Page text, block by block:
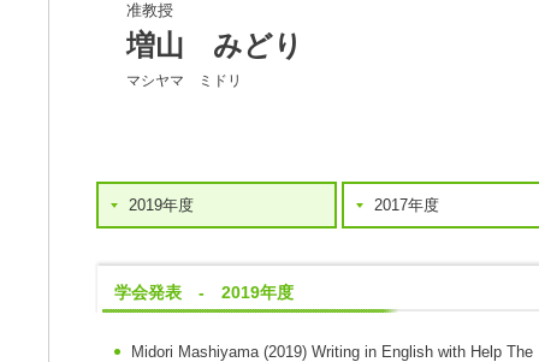
准教授
増山 みどり
マシヤマ ミドリ
2019年度 2017年度
学会発表 - 2019年度
Midori Mashiyama (2019) Writing in English with Help The